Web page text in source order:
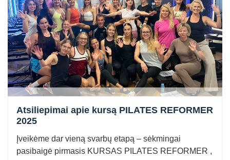
Atsiliepimai apie kursą PILATES REFORMER
2025
Įveikėme dar vieną svarbų etapą – sėkmingai
pasibaigė pirmasis KURSAS PILATES REFORMER ,